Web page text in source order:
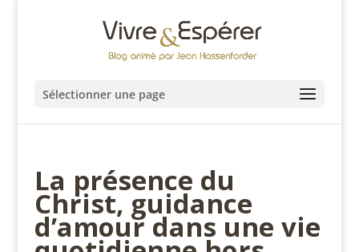
Sélectionner une page
La présence du
Christ, guidance
d’amour dans une vie